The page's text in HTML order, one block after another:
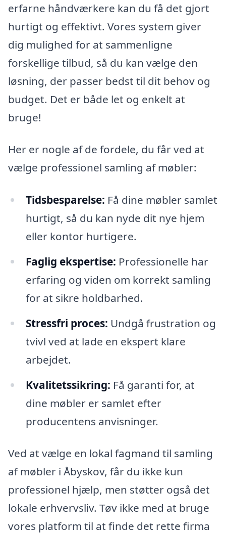
erfarne håndværkere kan du få det gjort
hurtigt og effektivt. Vores system giver
dig mulighed for at sammenligne
forskellige tilbud, så du kan vælge den
løsning, der passer bedst til dit behov og
budget. Det er både let og enkelt at
bruge!
Her er nogle af de fordele, du får ved at
vælge professionel samling af møbler:
Tidsbesparelse: Få dine møbler samlet
hurtigt, så du kan nyde dit nye hjem
eller kontor hurtigere.
Faglig ekspertise: Professionelle har
erfaring og viden om korrekt samling
for at sikre holdbarhed.
Stressfri proces: Undgå frustration og
tvivl ved at lade en ekspert klare
arbejdet.
Kvalitetssikring: Få garanti for, at
dine møbler er samlet efter
producentens anvisninger.
Ved at vælge en lokal fagmand til samling
af møbler i Åbyskov, får du ikke kun
professionel hjælp, men støtter også det
lokale erhvervsliv. Tøv ikke med at bruge
vores platform til at finde det rette firma